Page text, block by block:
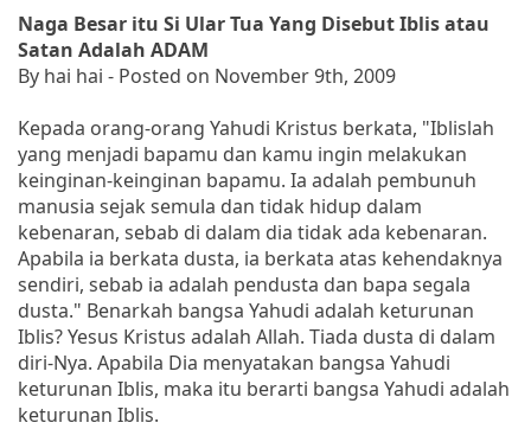
Naga Besar itu Si Ular Tua Yang Disebut Iblis atau
Satan Adalah ADAM
By hai hai - Posted on November 9th, 2009
Kepada orang-orang Yahudi Kristus berkata, "Iblislah
yang menjadi bapamu dan kamu ingin melakukan
keinginan-keinginan bapamu. Ia adalah pembunuh
manusia sejak semula dan tidak hidup dalam
kebenaran, sebab di dalam dia tidak ada kebenaran.
Apabila ia berkata dusta, ia berkata atas kehendaknya
sendiri, sebab ia adalah pendusta dan bapa segala
dusta." Benarkah bangsa Yahudi adalah keturunan
Iblis? Yesus Kristus adalah Allah. Tiada dusta di dalam
diri-Nya. Apabila Dia menyatakan bangsa Yahudi
keturunan Iblis, maka itu berarti bangsa Yahudi adalah
keturunan Iblis.